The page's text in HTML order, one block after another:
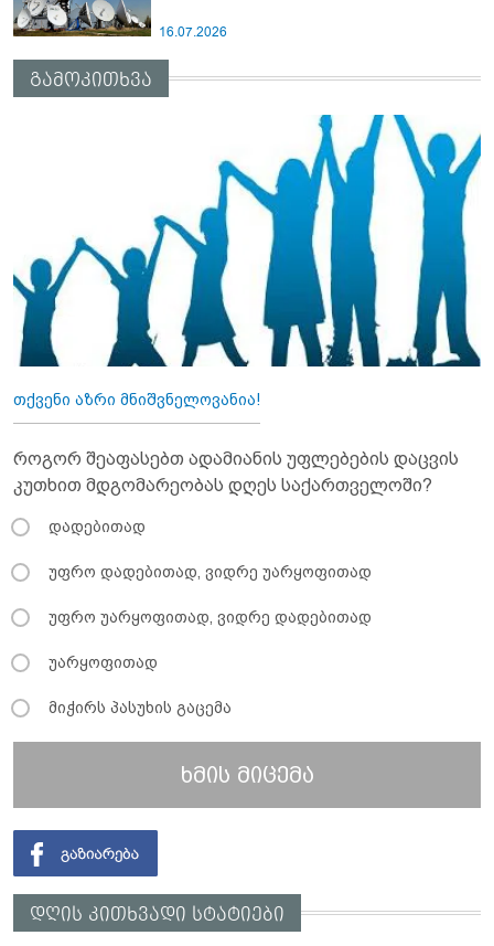
16.07.2026
გამოკითხვა
თქვენი აზრი მნიშვნელოვანია!
როგორ შეაფასებთ ადამიანის უფლებების დაცვის
კუთხით მდგომარეობას დღეს საქართველოში?
დადებითად
უფრო დადებითად, ვიდრე უარყოფითად
უფრო უარყოფითად, ვიდრე დადებითად
უარყოფითად
მიჭირს პასუხის გაცემა
ხმის მიცემა
დღის კითხვადი სტატიები